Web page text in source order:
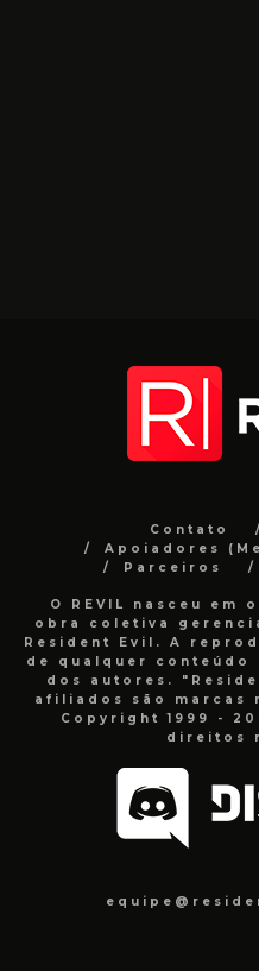
Contato
Apoiadores
Parceiros
O REVIL nasceu em
obra coletiva
Resident Evil. A
de qualquer conteúdo
dos autores.
afiliados são marcas
Copyright 1999 -
direitos